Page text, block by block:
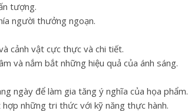
tượng.
người thưởng ngoạn.
cảnh vật cực thực và chi tiết.
và nắm bắt những hiệu quả của ánh sáng.
ngày để làm gia tăng ý nghĩa của họa phẩm.
những tri thức với kỹ năng thực hành.